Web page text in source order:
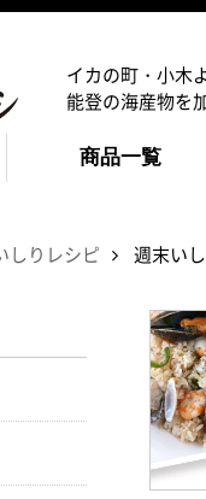
イカの町・小木
能登の海産物を
商品一覧
しりレシピ 週末い